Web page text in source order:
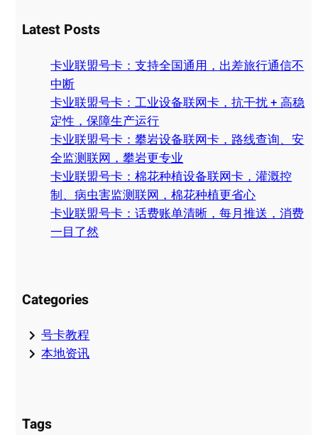
r
Latest Posts
卡业联盟号卡：支持全国通用，出差旅行通信不
中断
卡业联盟号卡：工业设备联网卡，抗干扰 + 高稳
定性，保障生产运行
卡业联盟号卡：攀岩设备联网卡，路线查询、安
全监测联网，攀岩更专业
卡业联盟号卡：棉花种植设备联网卡，灌溉控
制、病虫害监测联网，棉花种植更省心
卡业联盟号卡：话费账单清晰，每月推送，消费
一目了然
Categories
号卡教程
本地资讯
Tags